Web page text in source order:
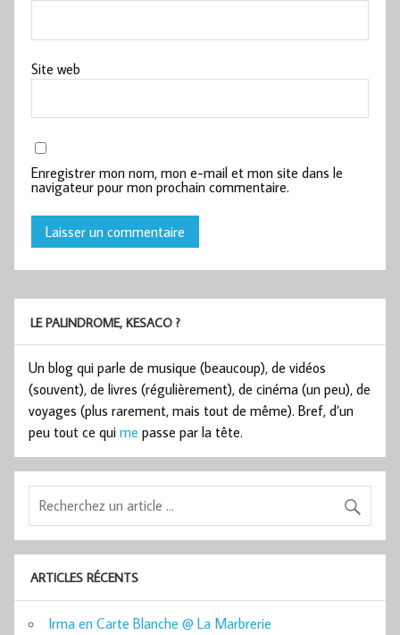
Site web
Enregistrer mon nom, mon e-mail et mon site dans le
navigateur pour mon prochain commentaire.
LE PALINDROME, KESACO ?
Un blog qui parle de musique (beaucoup), de vidéos
(souvent), de livres (régulièrement), de cinéma (un peu), de
voyages (plus rarement, mais tout de même). Bref, d’un
peu tout ce qui me passe par la tête.
ARTICLES RÉCENTS
Irma en Carte Blanche @ La Marbrerie